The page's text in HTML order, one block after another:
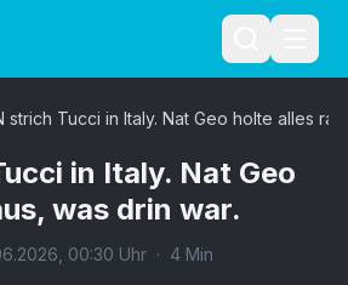
strich Tucci in Italy. Nat Geo holte alles
in Italy. Nat Geo
was drin war.
00:30 Uhr · 4 Min
Nutzungsbedingungen